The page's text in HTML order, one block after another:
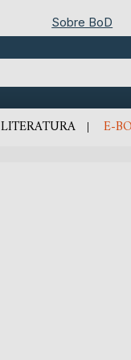
Sobre BoD
LITERATURA E-